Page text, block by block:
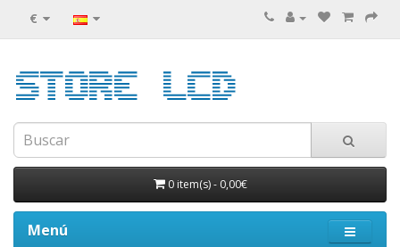
€
0 item(s)- 0,00€
Menú